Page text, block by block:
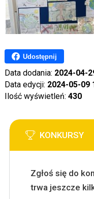
Udostępnij
Data dodania: 2024-04-
Data edycji: 2024-05-09
Ilość wyświetleń: 430
KONKURSY
Zgłoś się do
trwa jeszcze